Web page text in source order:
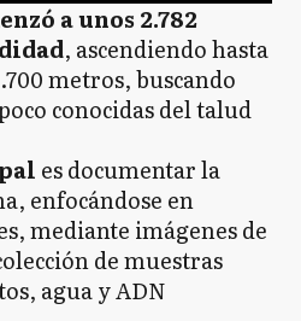
a unos 2.782
, ascendiendo hasta
metros, buscando
conocidas del talud
es documentar la
enfocándose en
mediante imágenes de
de muestras
agua y ADN